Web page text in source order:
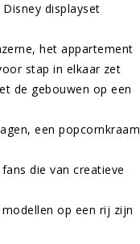
displayset
het appartement
stap in elkaar zet
de gebouwen op een
een popcornkraam
die van creatieve
op een rij zijn